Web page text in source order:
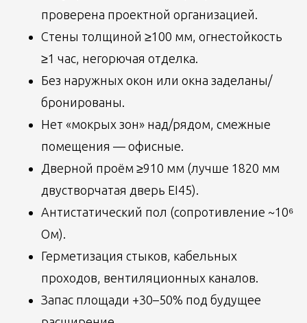
проверена проектной организацией.
Стены толщиной ≥100 мм, огнестойкость
≥1 час, негорючая отделка.
Без наружных окон или окна заделаны/
бронированы.
Нет «мокрых зон» над/рядом, смежные
помещения — офисные.
Дверной проём ≥910 мм (лучше 1820 мм
двустворчатая дверь EI45).
Антистатический пол (сопротивление ~10⁶
Ом).
Герметизация стыков, кабельных
проходов, вентиляционных каналов.
Запас площади +30–50% под будущее